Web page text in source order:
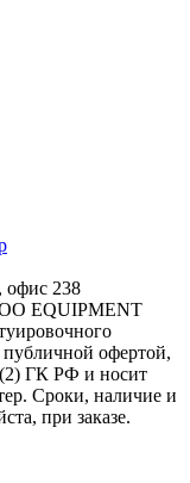
офис 238
EQUIPMENT
публичной офертой,
ГК РФ и носит
Сроки, наличие и
при заказе.